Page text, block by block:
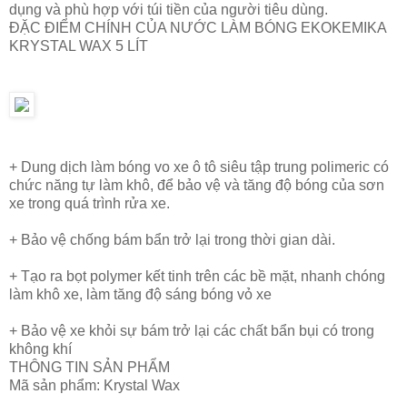
dụng và phù hợp với túi tiền của người tiêu dùng.
ĐẶC ĐIỂM CHÍNH CỦA NƯỚC LÀM BÓNG EKOKEMIKA
KRYSTAL WAX 5 LÍT
+ Dung dịch làm bóng vo xe ô tô siêu tập trung polimeric có
chức năng tự làm khô, để bảo vệ và tăng độ bóng của sơn
xe trong quá trình rửa xe.
+ Bảo vệ chống bám bẩn trở lại trong thời gian dài.
+ Tạo ra bọt polymer kết tinh trên các bề mặt, nhanh chóng
làm khô xe, làm tăng độ sáng bóng vỏ xe
+ Bảo vệ xe khỏi sự bám trở lại các chất bẩn bụi có trong
không khí
THÔNG TIN SẢN PHẨM
Mã sản phẩm: Krystal Wax